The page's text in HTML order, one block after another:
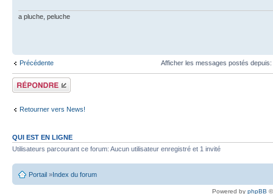
a pluche, peluche
Précédente Afficher les messages postés depuis:
Écrire un
commentaire
Retourner vers News!
QUI EST EN LIGNE
Utilisateurs parcourant ce forum: Aucun utilisateur enregistré et 1 invité
Portail »Index du forum
Powered by phpBB